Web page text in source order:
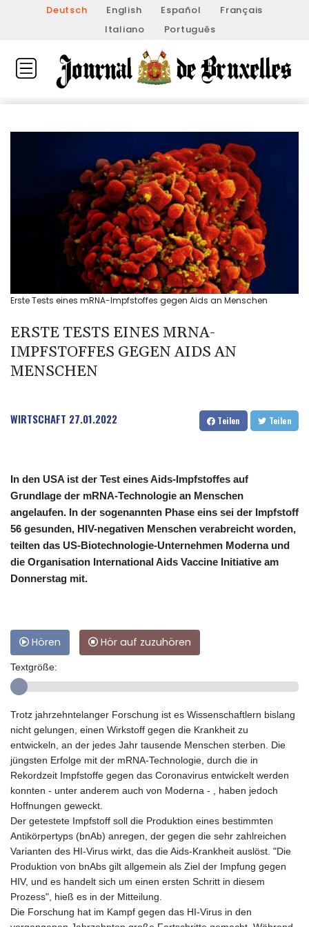
Deutsch English Español
Français
Italiano
Português
Erste Tests eines mRNA-Impfstoffes gegen Aids an Menschen
ERSTE TESTS EINES MRNA-
IMPFSTOFFES GEGEN AIDS AN
MENSCHEN
WIRTSCHAFT 27.01.2022 Teilen Teilen
In den USA ist der Test eines Aids-Impfstoffes auf
Grundlage der mRNA-Technologie an Menschen
angelaufen. In der sogenannten Phase eins sei der Impfstoff
56 gesunden, HIV-negativen Menschen verabreicht worden,
teilten das US-Biotechnologie-Unternehmen Moderna und
die Organisation International Aids Vaccine Initiative am
Donnerstag mit.
Hören Hör auf zuzuhören
Textgröße:
Trotz jahrzehntelanger Forschung ist es Wissenschaftlern bislang
nicht gelungen, einen Wirkstoff gegen die Krankheit zu
entwickeln, an der jedes Jahr tausende Menschen sterben. Die
jüngsten Erfolge mit der mRNA-Technologie, durch die in
Rekordzeit Impfstoffe gegen das Coronavirus entwickelt werden
konnten - unter anderem auch von Moderna - , haben jedoch
Hoffnungen geweckt.
Der getestete Impfstoff soll die Produktion eines bestimmten
Antikörpertyps (bnAb) anregen, der gegen die sehr zahlreichen
Varianten des HI-Virus wirkt, das die Aids-Krankheit auslöst. "Die
Produktion von bnAbs gilt allgemein als Ziel der Impfung gegen
HIV, und es handelt sich um einen ersten Schritt in diesem
Prozess", hieß es in der Mitteilung.
Die Forschung hat im Kampf gegen das HI-Virus in den